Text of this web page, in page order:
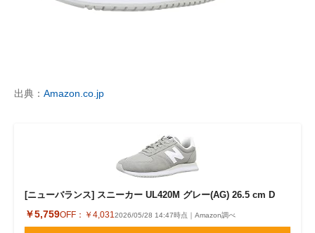
出典： Amazon.co.jp
[ニューバランス] スニーカー UL420M グレー(AG) 26.5 cm D
￥5,759OFF： ￥4,031 2026/05/28 14:47時点｜Amazon調べ